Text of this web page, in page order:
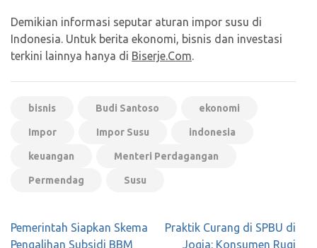
Demikian informasi seputar aturan impor susu di
Indonesia. Untuk berita ekonomi, bisnis dan investasi
terkini lainnya hanya di Biserje.Com.
bisnis Budi Santoso ekonomi
Impor Impor Susu indonesia
keuangan Menteri Perdagangan
Permendag Susu
Navigasi
pos
Pemerintah Siapkan Skema
Pengalihan Subsidi BBM
Praktik Curang di SPBU di
Jogja: Konsumen Rugi